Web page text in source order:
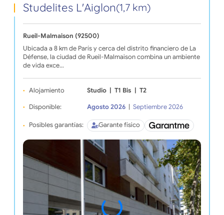
Studelites L'Aiglon(1,7 km)
Rueil-Malmaison (92500)
Ubicada a 8 km de París y cerca del distrito financiero de La
Défense, la ciudad de Rueil-Malmaison combina un ambiente
de vida exce…
Alojamiento Studio | T1 Bis | T2
Disponible: Agosto 2026 | Septiembre 2026
Posibles garantías: Garante físico